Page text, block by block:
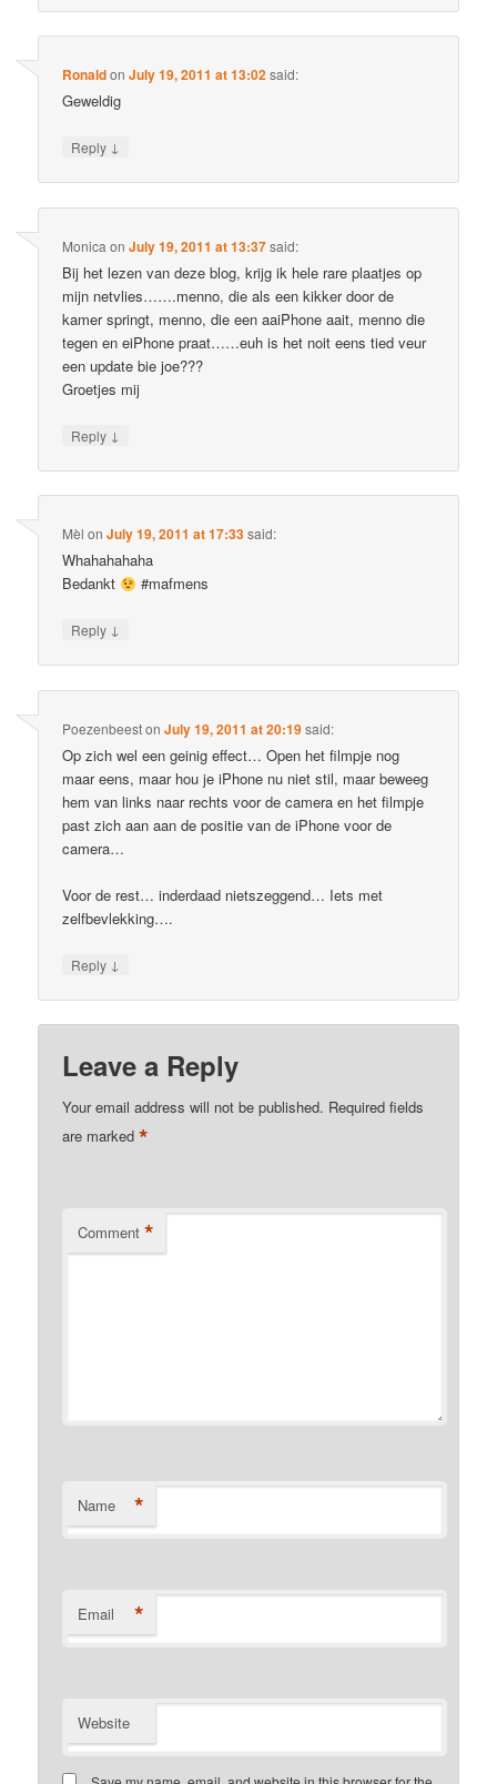
RonaldonJuly 19, 2011 at 13:02said:
Geweldig
Reply ↓
Monica onJuly 19, 2011 at 13:37said:
Bij het lezen van deze blog, krijg ik hele rare plaatjes op
mijn netvlies…….menno, die als een kikker door de
kamer springt, menno, die een aaiPhone aait, menno die
tegen en eiPhone praat……euh is het noit eens tied veur
een update bie joe???
Groetjes mij
Reply ↓
Mèl onJuly 19, 2011 at 17:33said:
Whahahahaha
Bedankt
#mafmens
Reply ↓
PoezenbeestonJuly 19, 2011 at 20:19said:
Op zich wel een geinig effect… Open het filmpje nog
maar eens, maar hou je iPhone nu niet stil, maar beweeg
hem van links naar rechts voor de camera en het filmpje
past zich aan aan de positie van de iPhone voor de
camera…
Voor de rest… inderdaad nietszeggend… Iets met
zelfbevlekking….
Reply ↓
Leave a Reply
Your email address will not be published. Required fields
are marked*
Comment *
Name *
Email *
Website